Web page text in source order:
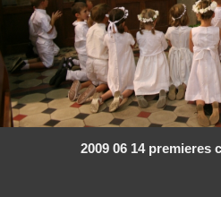
2009 06 14 premieres